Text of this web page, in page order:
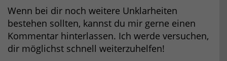
Wenn bei dir noch weitere Unklarheiten
bestehen sollten, kannst du mir gerne einen
Kommentar hinterlassen. Ich werde versuchen,
dir möglichst schnell weiterzuhelfen!